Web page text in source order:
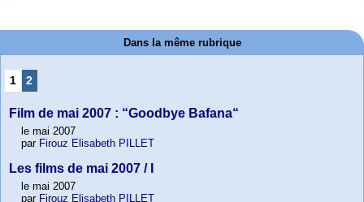
Dans la même rubrique
1 2
Film de mai 2007 : “Goodbye Bafana“
le mai 2007
par Firouz Elisabeth PILLET
Les films de mai 2007 / I
le mai 2007
par Firouz Elisabeth PILLET